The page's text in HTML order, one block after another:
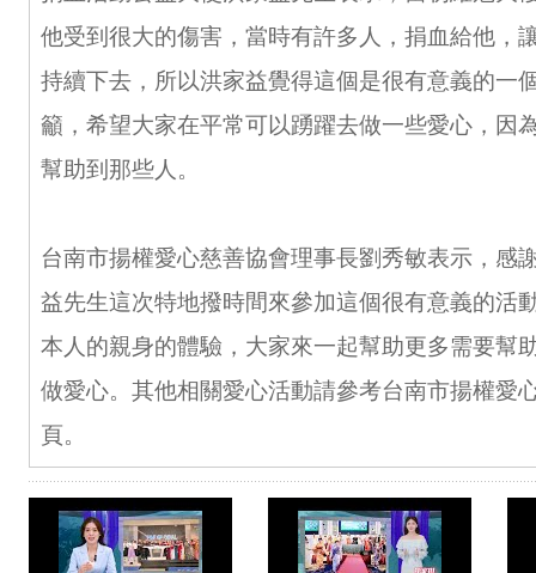
他受到很大的傷害，當時有許多人，捐血給他，
持續下去，所以洪家益覺得這個是很有意義的一
籲，希望大家在平常可以踴躍去做一些愛心，因
幫助到那些人。
台南市揚權愛心慈善協會理事長劉秀敏表示，感
益先生這次特地撥時間來參加這個很有意義的活
本人的親身的體驗，大家來一起幫助更多需要幫
做愛心。其他相關愛心活動請參考台南市揚權愛
頁。